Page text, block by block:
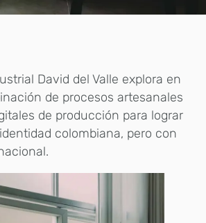
David del Valle explora en
de procesos artesanales
de producción para lograr
colombiana, pero con